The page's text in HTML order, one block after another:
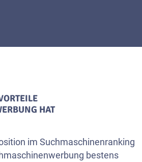
S
HAT
im Suchmaschinenranking
bestens